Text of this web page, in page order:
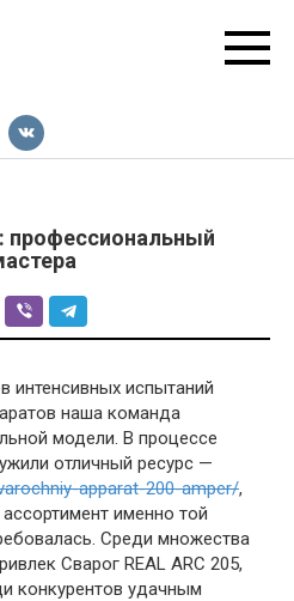
профессиональный
интенсивных испытаний
наша команда
модели. В процессе
отличный ресурс —
apparat-200-amper/,
именно той
Среди множества
Сварог REAL ARC 205,
конкурентов удачным